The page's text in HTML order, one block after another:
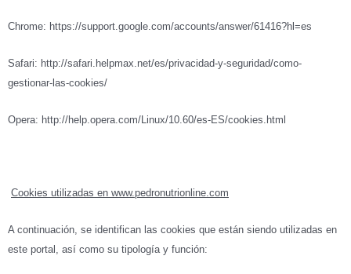
Chrome: https://support.google.com/accounts/answer/61416?hl=es
Safari: http://safari.helpmax.net/es/privacidad-y-seguridad/como-
gestionar-las-cookies/
Opera: http://help.opera.com/Linux/10.60/es-ES/cookies.html
Cookies utilizadas en www.pedronutrionline.com
A continuación, se identifican las cookies que están siendo utilizadas en
este portal, así como su tipología y función: